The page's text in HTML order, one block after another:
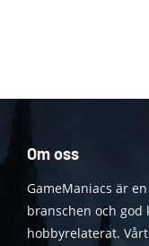
Om oss
GameManiacs är
branschen och god
hobbyrelaterat.